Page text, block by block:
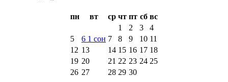
пн вт ср чт пт сб вс
1
2 3
4
5
6 1 сон 7 8 9 10 11
12 13 14 15 16 17 18
19 20 21 22 23 24 25
26 27 28 29 30